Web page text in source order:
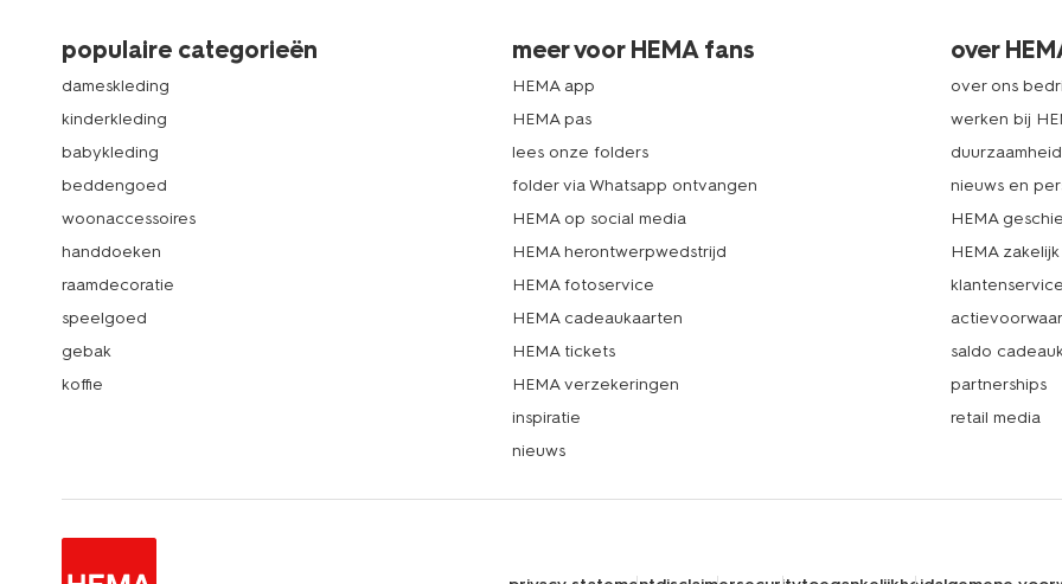
populaire categorieën
dameskleding
kinderkleding
babykleding
beddengoed
woonaccessoires
handdoeken
raamdecoratie
speelgoed
gebak
koffie
meer voor HEMA fans
HEMA app
HEMA pas
lees onze folders
folder via Whatsapp ontvangen
HEMA op social media
HEMA herontwerpwedstrijd
HEMA fotoservice
HEMA cadeaukaarten
HEMA tickets
HEMA verzekeringen
inspiratie
nieuws
over
over ons
werken bij
duurzaamheid
nieuws en
HEMA
HEMA zakelijk
klantenservice
saldo
partnerships
retail media